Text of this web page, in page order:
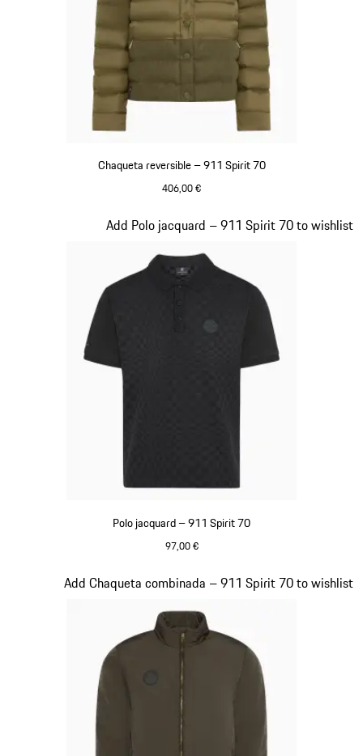
Chaqueta reversible – 911 Spirit 70
406,00 €
Polo jacquard – 911 Spirit 70
97,00 €
Add Polo jacquard – 911 Spirit 70 to wishlist
Diapositiva 5 de 20
Add Chaqueta combinada – 911 Spirit 70 to wishlist
Diapositiva 6 de 20